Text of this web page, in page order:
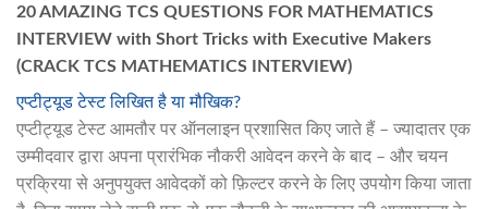
20 AMAZING TCS QUESTIONS FOR MATHEMATICS
INTERVIEW with Short Tricks with Executive Makers
(CRACK TCS MATHEMATICS INTERVIEW)
एप्टीट्यूड टेस्ट लिखित है या मौखिक?
एप्टीट्यूड टेस्ट आमतौर पर ऑनलाइन प्रशासित किए जाते हैं – ज्यादातर एक
उम्मीदवार द्वारा अपना प्रारंभिक नौकरी आवेदन करने के बाद – और चयन
प्रक्रिया से अनुपयुक्त आवेदकों को फ़िल्टर करने के लिए उपयोग किया जाता